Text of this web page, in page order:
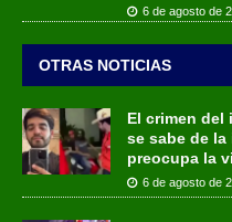
6 de agosto de
OTRAS NOTICIAS
El crimen del
se sabe de
preocupa la
6 de agosto de